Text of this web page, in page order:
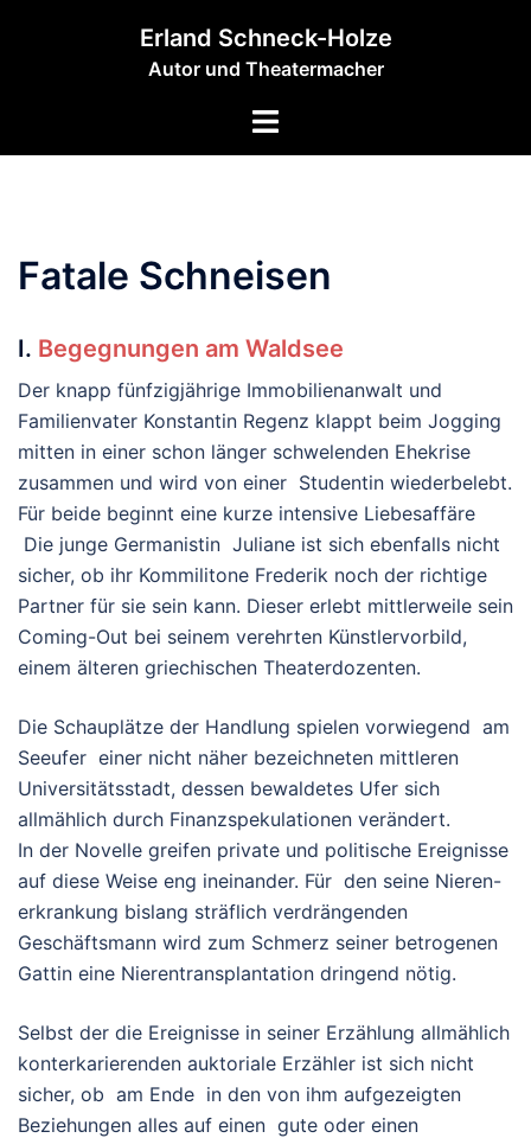
Erland Schneck-Holze
Autor und Theatermacher
Menü
Fatale Schneisen
I. Begegnungen am Waldsee
Der knapp fünfzigjährige Immobilienanwalt und
Familienvater Konstantin Regenz klappt beim Jogging
mitten in einer schon länger schwelenden Ehekrise
zusammen und wird von einer Studentin wiederbelebt.
Für beide beginnt eine kurze intensive Liebesaffäre
Die junge Germanistin Juliane ist sich ebenfalls nicht
sicher, ob ihr Kommilitone Frederik noch der richtige
Partner für sie sein kann. Dieser erlebt mittlerweile sein
Coming-Out bei seinem verehrten Künstlervorbild,
einem älteren griechischen Theaterdozenten.
Die Schauplätze der Handlung spielen vorwiegend am
Seeufer einer nicht näher bezeichneten mittleren
Universitätsstadt, dessen bewaldetes Ufer sich
allmählich durch Finanzspekulationen verändert.
In der Novelle greifen private und politische Ereignisse
auf diese Weise eng ineinander. Für den seine Nieren-
erkrankung bislang sträflich verdrängenden
Geschäftsmann wird zum Schmerz seiner betrogenen
Gattin eine Nierentransplantation dringend nötig.
Selbst der die Ereignisse in seiner Erzählung allmählich
konterkarierenden auktoriale Erzähler ist sich nicht
sicher, ob am Ende in den von ihm aufgezeigten
Beziehungen alles auf einen gute oder einen